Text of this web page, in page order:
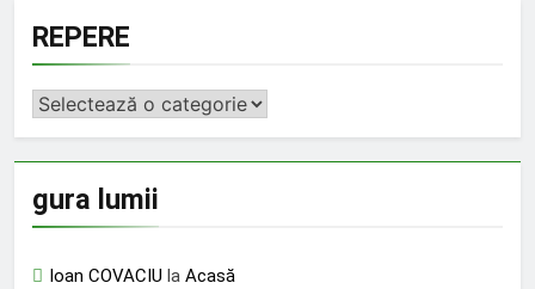
REPERE
REPERE
gura lumii
Ioan COVACIU la Acasă